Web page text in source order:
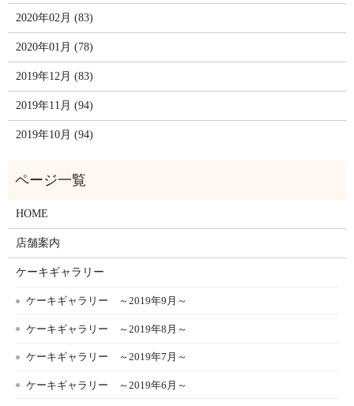
2020年02月 (83)
2020年01月 (78)
2019年12月 (83)
2019年11月 (94)
2019年10月 (94)
HOME
店舗案内
ケーキギャラリー
ケーキギャラリー ～2019年9月～
ケーキギャラリー ～2019年8月～
ケーキギャラリー ～2019年7月～
ケーキギャラリー ～2019年6月～